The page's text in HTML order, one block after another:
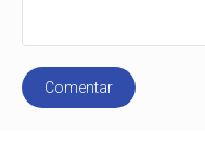
Comentar